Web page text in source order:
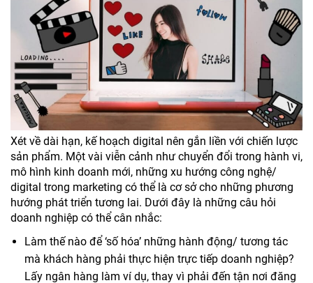
Xét về dài hạn, kế hoạch digital nên gắn liền với chiến lược
sản phẩm. Một vài viễn cảnh như chuyển đổi trong hành vi,
mô hình kinh doanh mới, những xu hướng công nghệ/
digital trong marketing có thể là cơ sở cho những phương
hướng phát triển tương lai. Dưới đây là những câu hỏi
doanh nghiệp có thể cân nhắc:
Làm thế nào để ‘số hóa’ những hành động/ tương tác
mà khách hàng phải thực hiện trực tiếp doanh nghiệp?
Lấy ngân hàng làm ví dụ, thay vì phải đến tận nơi đăng